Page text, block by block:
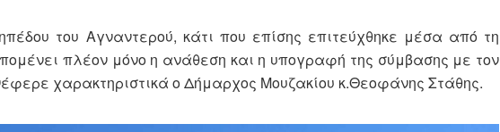
του Αγναντερού, κάτι που επίσης επιτεύχθηκε μέσα από τη
πλέον μόνο η ανάθεση και η υπογραφή της σύμβασης με τον
χαρακτηριστικά ο Δήμαρχος Μουζακίου κ.Θεοφάνης Στάθης.